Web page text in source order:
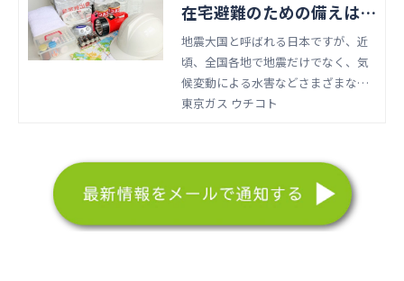
在宅避難のための備えは万
全ですか?～【東京ガス都
市生活研究所】 | 東京ガス
ウチコト
地震大国と呼ばれる日本ですが、近
頃、全国各地で地震だけでなく、気
候変動による水害などさまざまな災
害が頻発しています。いつどこで災
す。今回は災害の備えについて、東
京ガス都市生活研究所の調査と非常
時に備えておきたいカセットボンベ
の量を検証した調理実験の結果をご
東京ガス ウチコト